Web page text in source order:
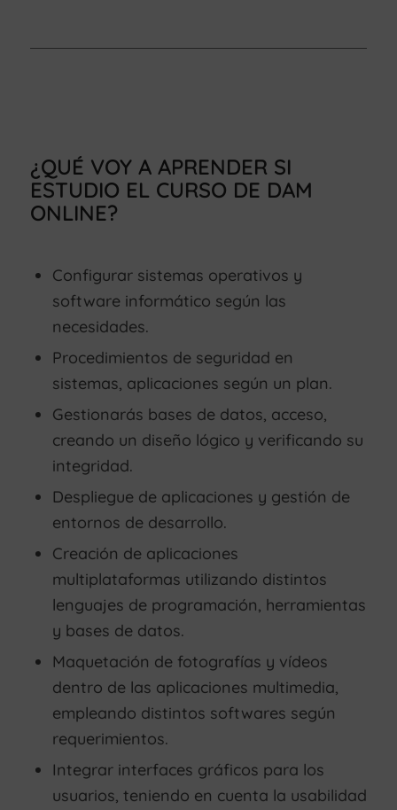
¿QUÉ VOY A APRENDER SI
ESTUDIO EL CURSO DE DAM
ONLINE?
Configurar sistemas operativos y
software informático según las
necesidades.
Procedimientos de seguridad en
sistemas, aplicaciones según un plan.
Gestionarás bases de datos, acceso,
creando un diseño lógico y verificando su
integridad.
Despliegue de aplicaciones y gestión de
entornos de desarrollo.
Creación de aplicaciones
multiplataformas utilizando distintos
lenguajes de programación, herramientas
y bases de datos.
Maquetación de fotografías y vídeos
dentro de las aplicaciones multimedia,
empleando distintos softwares según
requerimientos.
Integrar interfaces gráficos para los
usuarios, teniendo en cuenta la usabilidad